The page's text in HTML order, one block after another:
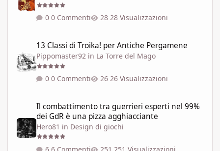
0 Commenti 28 Visualizzazioni
13 Classi di Troika! per Antiche Pergamene
Pippomaster92 in La Torre del Mago
0 Commenti 26 Visualizzazioni
Il combattimento tra guerrieri esperti nel 99%
dei GdR è una pizza agghiacciante
Hero81 in Design di giochi